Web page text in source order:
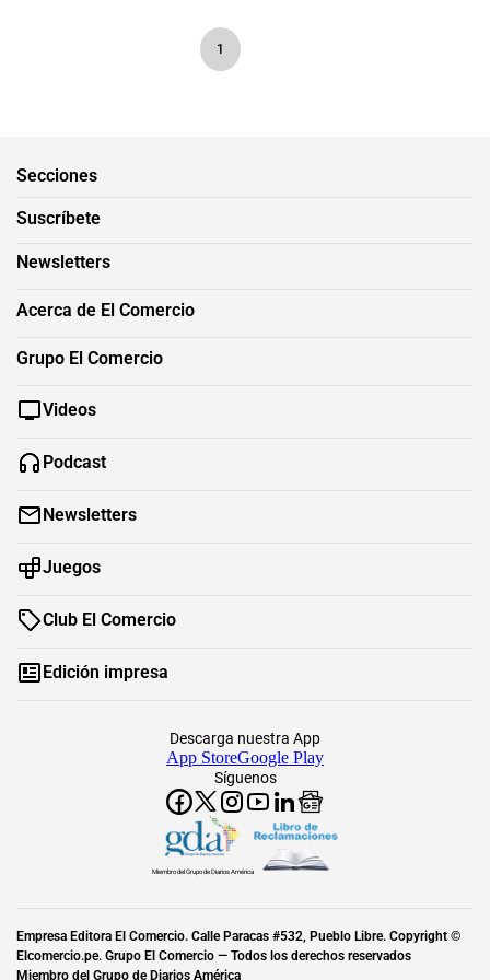
1
Secciones
Suscríbete
Newsletters
Acerca de El Comercio
Grupo El Comercio
Videos
Podcast
Newsletters
Juegos
Club El Comercio
Edición impresa
Síguenos
Descarga nuestra App
App StoreGoogle Play
Miembro del Grupo de Diarios América
Empresa Editora El Comercio. Calle Paracas #532, Pueblo Libre. Copyright ©
Elcomercio.pe. Grupo El Comercio — Todos los derechos reservados
Miembro del Grupo de Diarios América